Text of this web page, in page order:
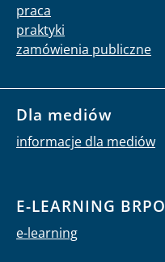
praca
praktyki
zamówienia publiczne
Dla mediów
informacje dla mediów
E-LEARNING BRPO
e-learning